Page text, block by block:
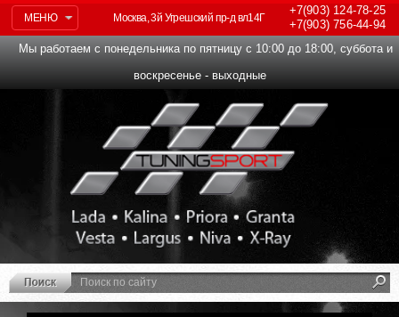
МЕНЮ
+7(903)124-78-25
+7(903)756-44-94
Москва, 3й Угрешский пр-д вл14Г
Мы работаем с понедельника по пятницу с 10:00 до 18:00, суббота и
воскресенье - выходные